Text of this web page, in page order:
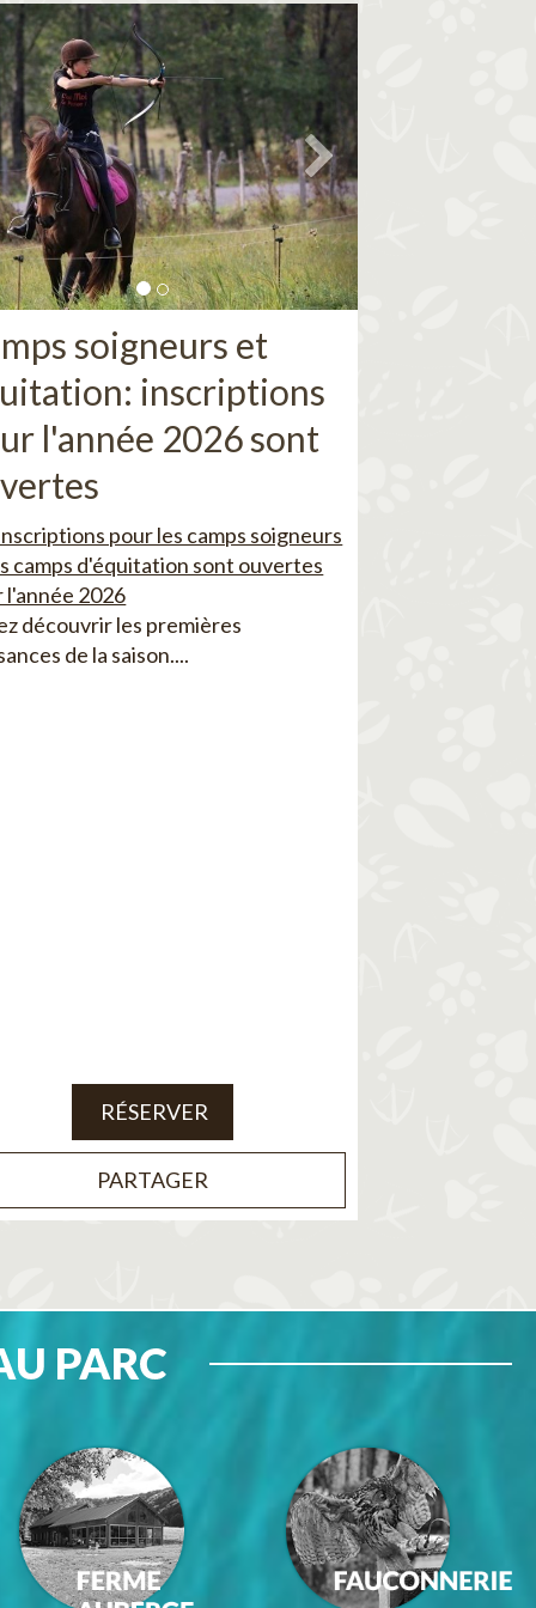
soigneurs et
inscriptions
l'année 2026 sont
pour les camps soigneurs
camps d'équitation sont ouvertes
l'année 2026
découvrir les premières
de la saison....
RÉSERVER
PARTAGER
PARC